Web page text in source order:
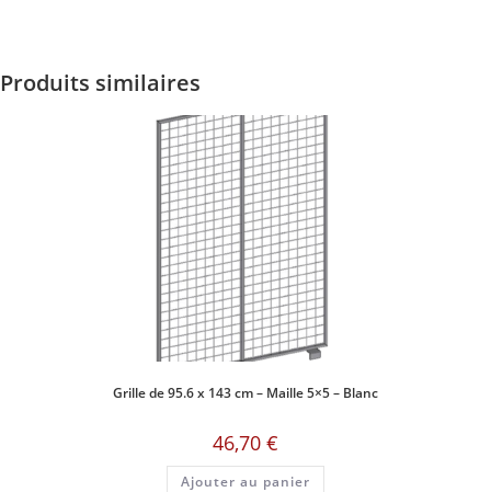
Produits similaires
Grille de 95.6 x 143 cm – Maille 5×5 – Blanc
46,70 €
Ajouter au panier